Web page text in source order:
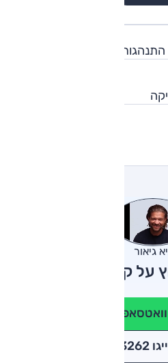
כביש
גיאור
על קיה סיד?
וואטסאפ
3262